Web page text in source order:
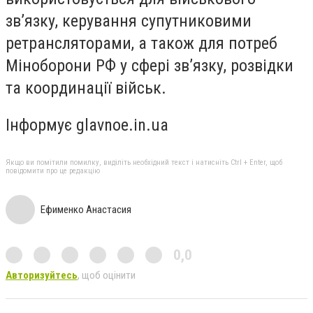
зв’язку, керування супутниковими
ретрансляторами, а також для потреб
Міноборони РФ у сфері зв’язку, розвідки
та координації військ.
Інформує glavnoe.in.ua
Якщо ви помітили помилку, виділіть необхідний текст і натисніть Ctrl + Enter, щоб
повідомити про це редакцію
Ефименко Анастасия
0,0
Авторизуйтесь, щоб оцінити